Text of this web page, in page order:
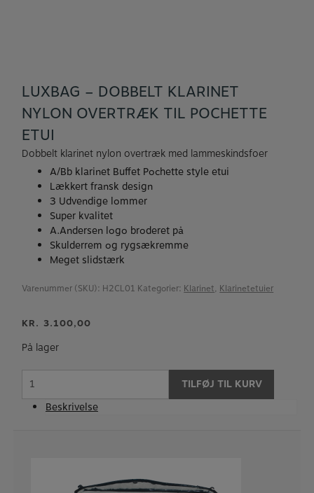
LUXBAG – DOBBELT KLARINET
NYLON OVERTRÆK TIL POCHETTE
ETUI
Dobbelt klarinet nylon overtræk med lammeskindsfoer
A/Bb klarinet Buffet Pochette style etui
Lækkert fransk design
3 Udvendige lommer
Super kvalitet
A.Andersen logo broderet på
Skulderrem og rygsækremme
Meget slidstærk
Varenummer (SKU): H2CL01 Kategorier: Klarinet, Klarinetetuier
KR. 3.100,00
På lager
Dobbelt
TILFØJ TIL KURV
Beskrivelse